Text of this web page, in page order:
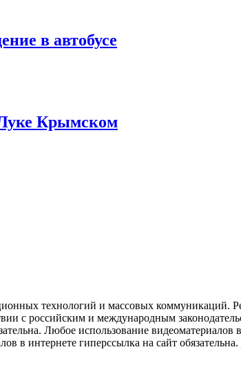
в автобусе
Крымском
технологий и массовых коммуникаций.
с российским и международным
Любое использование
в интернете гиперссылка на сайт